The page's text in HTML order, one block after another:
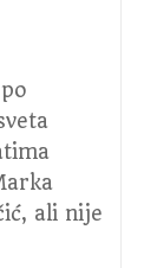
ali nije